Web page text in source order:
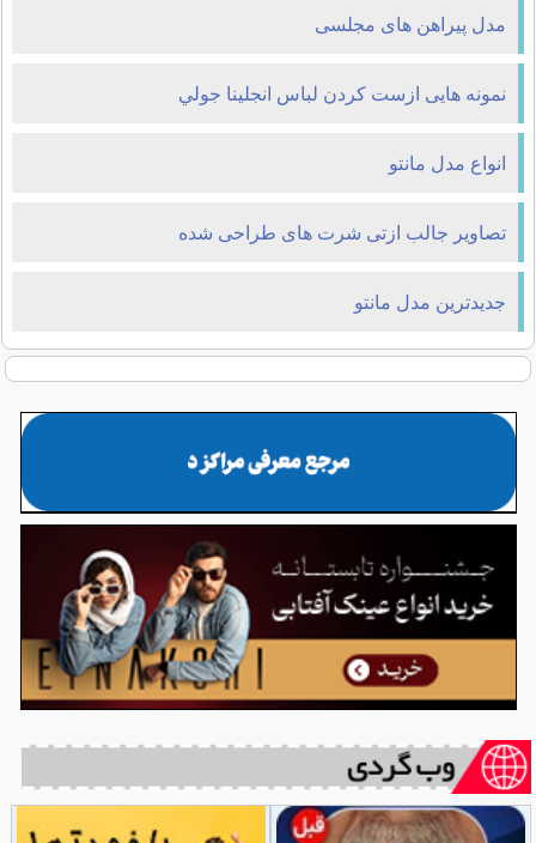
مدل پیراهن های مجلسی
نمونه هايی ازست کردن لباس انجلينا جولي
انواع مدل مانتو
تصاویر جالب ازتی شرت های طراحی شده
جدیدترین مدل مانتو